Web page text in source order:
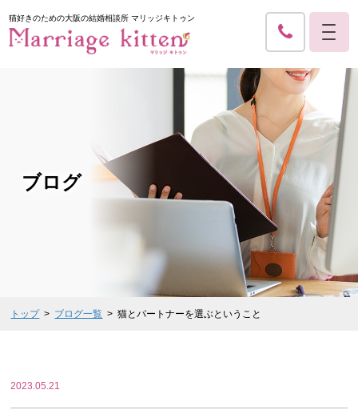
猫好きのための大阪の結婚相談所 マリッジキトゥン
ブログ
トップ ブログ一覧 猫とパートナーを選ぶということ
2023.05.21